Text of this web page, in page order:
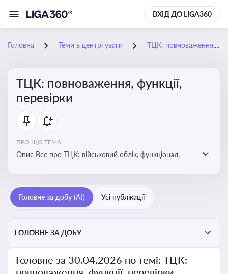
ВХІД ДО LIGA360
Головна Теми в центрі уваги ТЦК: повноваження, функції, перевірки
ТЦК: повноваження, функції,
перевірки
ПРО ЩО ТЕМА:
Опис Все про ТЦК: військовий облік, функціонал,
Головне за добу (AI) Усі публікації
ГОЛОВНЕ ЗА ДОБУ
Головне за 30.04.2026 по темі: ТЦК: